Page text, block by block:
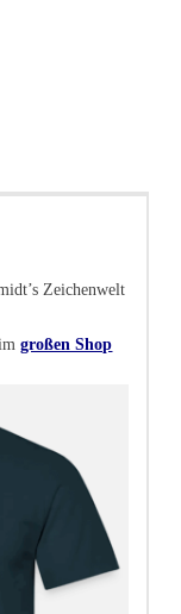
Zeichenwelt
imgroßen Shop